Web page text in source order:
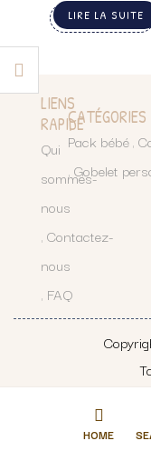
LIRE LA SUITE
LIENS
RAPIDE
Qui
sommes-
nous
Contactez-
nous
FAQ
CATÉGORIES
Pack bébé
Gobelet
HOME